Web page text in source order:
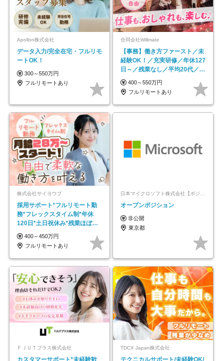
Apollon株式会社
データ入力/完全在宅・フルリモ
ートOK！
300～550万円
フルリモートあり
合同会社Willmate
【事務】働き方ファースト／未
経験OK！／充実研修／年休127
日～／残業なし／平均20代／リ
モートOK
400～550万円
フルリモートあり
株式会社サイヨウブ
採用サポート*フルリモート勤
務*フレックスタイム制*年休
120日*土日祝休み*残業ほぼな
し*育児中社員8割以上
400～450万円
フルリモートあり
日本マイクロソフト株式会社【ポジションマッチ登録】
オープンポジション
非公開
東京都
ＦＪＵＴプラス株式会社
カスタマーサポート*未経験歓
TDCX Japan株式会社
テクニカルサポート/未経験OK/